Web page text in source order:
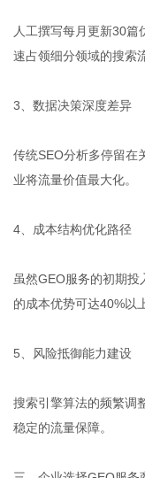
人工撰写每月更新30
速占领细分领域的搜索
3、数据决策深度差异
传统SEO分析多停留在
业将流量价值最大化。
4、成本结构优化路径
虽然GEO服务的初期
的成本优势可达40%以
5、风险抵御能力建设
搜索引擎算法的频繁调
稳定的流量保障。